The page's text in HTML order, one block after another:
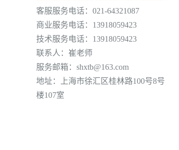
客服服务电话：021-64321087
商业服务电话：13918059423
技术服务电话：13918059423
联系人：崔老师
服务邮箱： shxtb@163.com
地址：上海市徐汇区桂林路100号8号
楼107室